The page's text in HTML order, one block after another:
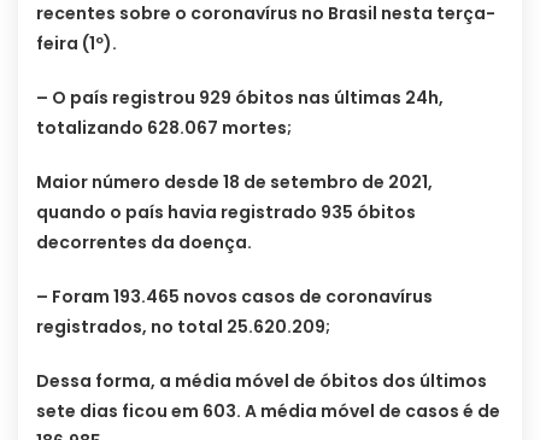
recentes sobre o coronavírus no Brasil nesta terça-
feira (1º).
– O país registrou 929 óbitos nas últimas 24h,
totalizando 628.067 mortes;
Maior número desde 18 de setembro de 2021,
quando o país havia registrado 935 óbitos
decorrentes da doença.
– Foram 193.465 novos casos de coronavírus
registrados, no total 25.620.209;
Dessa forma, a média móvel de óbitos dos últimos
sete dias ficou em 603. A média móvel de casos é de